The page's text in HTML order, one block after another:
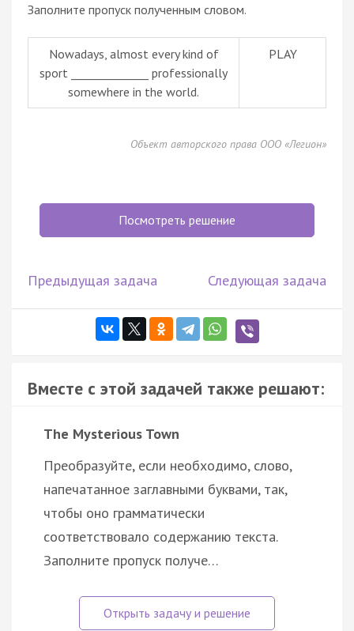
Заполните пропуск полученным словом.
Nowadays, almost every kind of
sport ______________ professionally
somewhere in the world.
PLAY
Объект авторского права ООО «Легион»
Посмотреть решение
Предыдущая задача Следующая задача
Вместе с этой задачей также решают:
The Mysterious Town
Преобразуйте, если необходимо, слово,
напечатанное заглавными буквами, так,
чтобы оно грамматически
соответствовало содержанию текста.
Заполните пропуск получе…